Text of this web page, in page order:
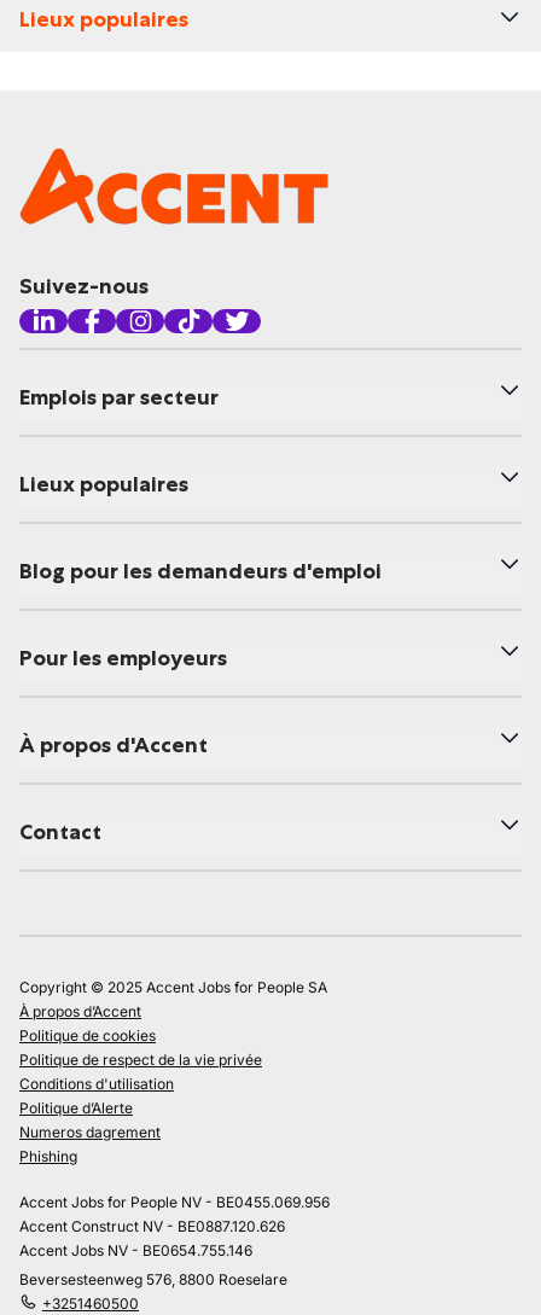
Lieux populaires
Suivez-nous
Emplois par secteur
Lieux populaires
Blog pour les demandeurs d'emploi
Pour les employeurs
À propos d'Accent
Contact
Copyright © 2025 Accent Jobs for People SA
À propos d’Accent
Politique de cookies
Politique de respect de la vie privée
Conditions d'utilisation
Politique d’Alerte
Numeros dagrement
Phishing
Accent Jobs for People NV - BE0455.069.956
Accent Construct NV - BE0887.120.626
Accent Jobs NV - BE0654.755.146
Beversesteenweg 576, 8800 Roeselare
+3251460500